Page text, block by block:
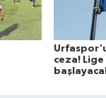
ceza!